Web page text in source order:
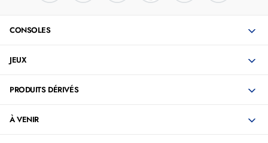
CONSOLES
JEUX
PRODUITS DÉRIVÉS
À VENIR